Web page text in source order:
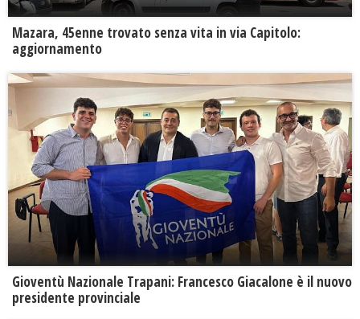
Mazara, 45enne trovato senza vita in via Capitolo:
aggiornamento
Gioventù Nazionale Trapani: Francesco Giacalone è il nuovo
presidente provinciale